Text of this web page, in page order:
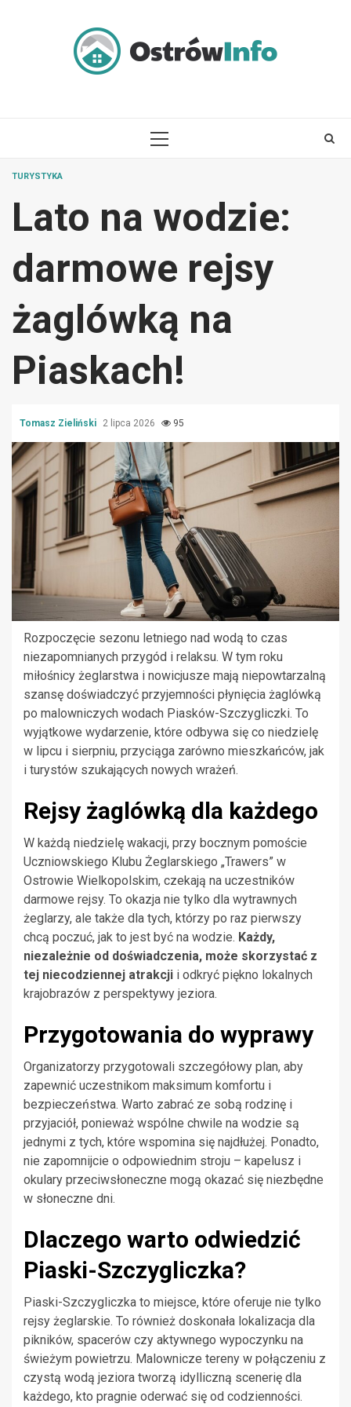
PRIMARY
TURYSTYKA
Lato na wodzie:
darmowe rejsy
żaglówką na
Piaskach!
Tomasz Zieliński 2 lipca 2026 95
Rozpoczęcie sezonu letniego nad wodą to czas
niezapomnianych przygód i relaksu. W tym roku
miłośnicy żeglarstwa i nowicjusze mają niepowtarzalną
szansę doświadczyć przyjemności płynięcia żaglówką
po malowniczych wodach Piasków-Szczygliczki. To
wyjątkowe wydarzenie, które odbywa się co niedzielę
w lipcu i sierpniu, przyciąga zarówno mieszkańców, jak
i turystów szukających nowych wrażeń.
Rejsy żaglówką dla każdego
W każdą niedzielę wakacji, przy bocznym pomoście
Uczniowskiego Klubu Żeglarskiego „Trawers” w
Ostrowie Wielkopolskim, czekają na uczestników
darmowe rejsy. To okazja nie tylko dla wytrawnych
żeglarzy, ale także dla tych, którzy po raz pierwszy
chcą poczuć, jak to jest być na wodzie. Każdy,
niezależnie od doświadczenia, może skorzystać z
tej niecodziennej atrakcji i odkryć piękno lokalnych
krajobrazów z perspektywy jeziora.
Przygotowania do wyprawy
Organizatorzy przygotowali szczegółowy plan, aby
zapewnić uczestnikom maksimum komfortu i
bezpieczeństwa. Warto zabrać ze sobą rodzinę i
przyjaciół, ponieważ wspólne chwile na wodzie są
jednymi z tych, które wspomina się najdłużej. Ponadto,
nie zapomnijcie o odpowiednim stroju – kapelusz i
okulary przeciwsłoneczne mogą okazać się niezbędne
w słoneczne dni.
Dlaczego warto odwiedzić
Piaski-Szczygliczka?
Piaski-Szczygliczka to miejsce, które oferuje nie tylko
rejsy żeglarskie. To również doskonała lokalizacja dla
pikników, spacerów czy aktywnego wypoczynku na
świeżym powietrzu. Malownicze tereny w połączeniu z
czystą wodą jeziora tworzą idylliczną scenerię dla
każdego, kto pragnie oderwać się od codzienności.